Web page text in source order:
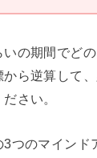
の期間でど
ら逆算して
さい。
3つのマインド